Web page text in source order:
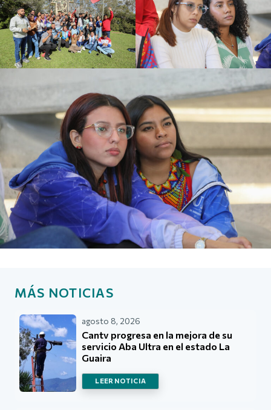
MÁS NOTICIAS
agosto 8, 2026
Cantv progresa en la mejora de su
servicio Aba Ultra en el estado La
Guaira
LEER NOTICIA